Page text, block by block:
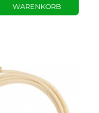
WARENKORB